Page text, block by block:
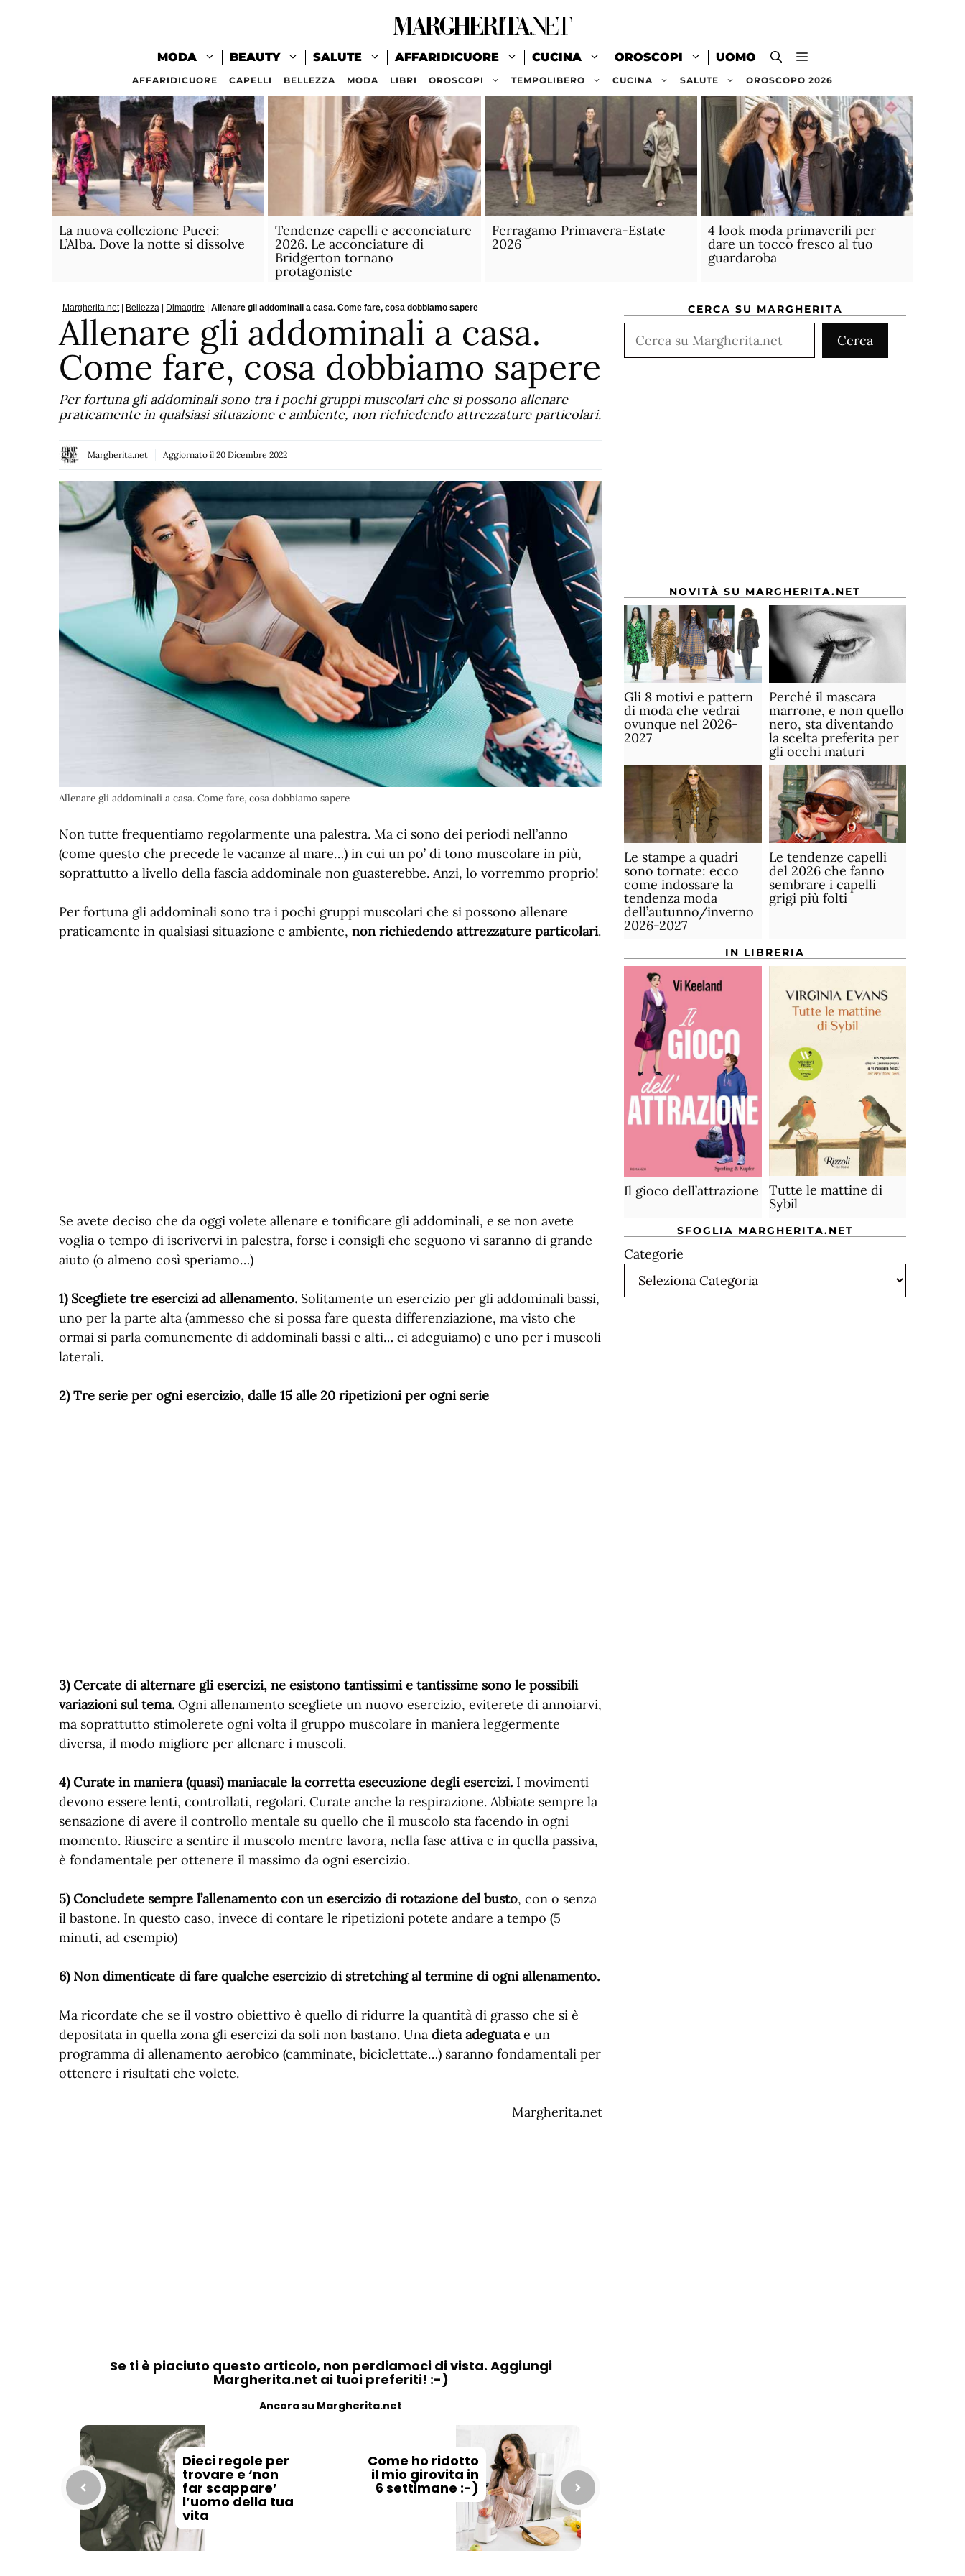
MODA BEAUTY SALUTE AFFARIDICUORE CUCINA OROSCOPI UOMO
AFFARIDICUORE CAPELLI BELLEZZA MODA LIBRI OROSCOPI TEMPOLIBERO CUCINA SALUTE OROSCOPO 2026
La nuova collezione Pucci:
L’Alba. Dove la notte si dissolve
Tendenze capelli e acconciature
2026. Le acconciature di
Bridgerton tornano
protagoniste
Ferragamo Primavera-Estate
2026
4 look moda primaverili per
dare un tocco fresco al tuo
guardaroba
Margherita.net| Bellezza | Dimagrire | Allenare gli addominali a casa. Come fare, cosa dobbiamo sapere
Allenare gli addominali a casa.
Come fare, cosa dobbiamo sapere
Per fortuna gli addominali sono tra i pochi gruppi muscolari che si possono allenare
praticamente in qualsiasi situazione e ambiente, non richiedendo attrezzature particolari.
Margherita.net Aggiornato il 20 Dicembre 2022
Allenare gli addominali a casa. Come fare, cosa dobbiamo sapere
Non tutte frequentiamo regolarmente una palestra. Ma ci sono dei periodi nell’anno
(come questo che precede le vacanze al mare…) in cui un po’ di tono muscolare in più,
soprattutto a livello della fascia addominale non guasterebbe. Anzi, lo vorremmo proprio!
Per fortuna gli addominali sono tra i pochi gruppi muscolari che si possono allenare
praticamente in qualsiasi situazione e ambiente, non richiedendo attrezzature particolari.
Se avete deciso che da oggi volete allenare e tonificare gli addominali, e se non avete
voglia o tempo di iscrivervi in palestra, forse i consigli che seguono vi saranno di grande
aiuto (o almeno così speriamo…)
1) Scegliete tre esercizi ad allenamento. Solitamente un esercizio per gli addominali bassi,
uno per la parte alta (ammesso che si possa fare questa differenziazione, ma visto che
ormai si parla comunemente di addominali bassi e alti… ci adeguiamo) e uno per i muscoli
laterali.
2) Tre serie per ogni esercizio, dalle 15 alle 20 ripetizioni per ogni serie
3) Cercate di alternare gli esercizi, ne esistono tantissimi e tantissime sono le possibili
variazioni sul tema. Ogni allenamento scegliete un nuovo esercizio, eviterete di annoiarvi,
ma soprattutto stimolerete ogni volta il gruppo muscolare in maniera leggermente
diversa, il modo migliore per allenare i muscoli.
4) Curate in maniera (quasi) maniacale la corretta esecuzione degli esercizi. I movimenti
devono essere lenti, controllati, regolari. Curate anche la respirazione. Abbiate sempre la
sensazione di avere il controllo mentale su quello che il muscolo sta facendo in ogni
momento. Riuscire a sentire il muscolo mentre lavora, nella fase attiva e in quella passiva,
è fondamentale per ottenere il massimo da ogni esercizio.
5) Concludete sempre l’allenamento con un esercizio di rotazione del busto, con o senza
il bastone. In questo caso, invece di contare le ripetizioni potete andare a tempo (5
minuti, ad esempio)
6) Non dimenticate di fare qualche esercizio di stretching al termine di ogni allenamento.
Ma ricordate che se il vostro obiettivo è quello di ridurre la quantità di grasso che si è
depositata in quella zona gli esercizi da soli non bastano. Una dieta adeguatae un
programma di allenamento aerobico (camminate, biciclettate…) saranno fondamentali per
ottenere i risultati che volete.
Margherita.net
Se ti è piaciuto questo articolo, non perdiamoci di vista. Aggiungi
Margherita.net ai tuoi preferiti! :-)
Ancora su Margherita.net
Dieci regole per
trovare e ‘non
far scappare’
l’uomo della tua
vita
Come ho ridotto
il mio girovita in
6 settimane :-)
CERCA SU MARGHERITA
Cerca
Cerca
NOVITÀ SU MARGHERITA.NET
Gli 8 motivi e pattern
di moda che vedrai
ovunque nel 2026-
2027
Perché il mascara
marrone, e non quello
nero, sta diventando
la scelta preferita per
gli occhi maturi
Le stampe a quadri
sono tornate: ecco
come indossare la
tendenza moda
dell’autunno/inverno
2026-2027
Le tendenze capelli
del 2026 che fanno
sembrare i capelli
grigi più folti
IN LIBRERIA
Il gioco dell’attrazione
Tutte le mattine di
Sybil
SFOGLIA MARGHERITA.NET
Categorie